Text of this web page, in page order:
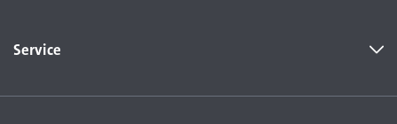
Service